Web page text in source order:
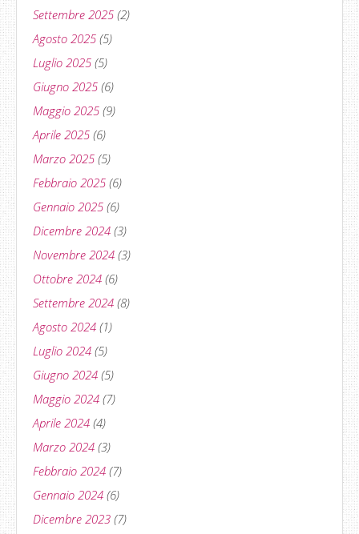
Settembre 2025 (2)
Agosto 2025 (5)
Luglio 2025 (5)
Giugno 2025 (6)
Maggio 2025 (9)
Aprile 2025 (6)
Marzo 2025 (5)
Febbraio 2025 (6)
Gennaio 2025 (6)
Dicembre 2024 (3)
Novembre 2024 (3)
Ottobre 2024 (6)
Settembre 2024 (8)
Agosto 2024 (1)
Luglio 2024 (5)
Giugno 2024 (5)
Maggio 2024 (7)
Aprile 2024 (4)
Marzo 2024 (3)
Febbraio 2024 (7)
Gennaio 2024 (6)
Dicembre 2023 (7)